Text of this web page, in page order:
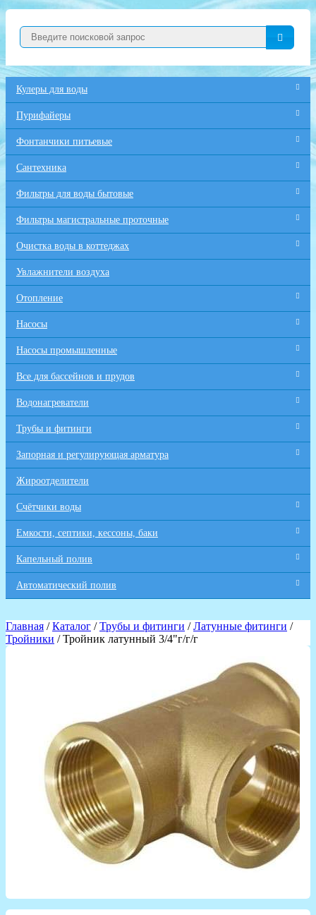
Кулеры для воды
Пурифайеры
Фонтанчики питьевые
Сантехника
Фильтры для воды бытовые
Фильтры магистральные проточные
Очистка воды в коттеджах
Увлажнители воздуха
Отопление
Насосы
Насосы промышленные
Все для бaссейнов и прудов
Водонагреватели
Трубы и фитинги
Запорная и регулирующая арматура
Жироотделители
Счётчики воды
Емкости, септики, кессоны, баки
Капельный полив
Автоматический полив
Главная /Каталог /Трубы и фитинги /Латунные фитинги /
Тройники / Тройник латунный 3/4"г/г/г